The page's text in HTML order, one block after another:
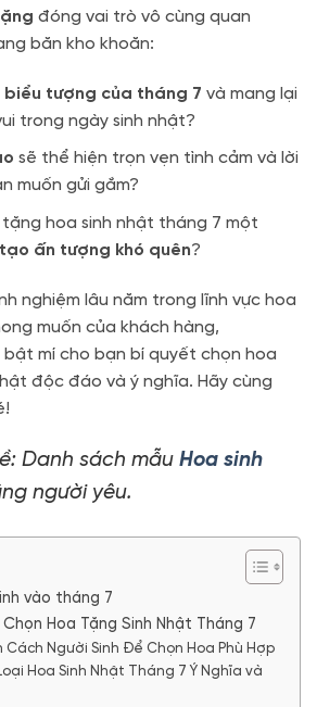
đóng vai trò vô cùng quan
băn kho khoăn:
biểu tượng của tháng 7 và mang lại
trong ngày sinh nhật?
sẽ thể hiện trọn vẹn tình cảm và lời
muốn gửi gắm?
hoa sinh nhật tháng 7 một
ấn tượng khó quên?
nghiệm lâu năm trong lĩnh vực hoa
muốn của khách hàng,
bật mí cho bạn bí quyết chọn hoa
độc đáo và ý nghĩa. Hãy cùng
Danh sách mẫu Hoa sinh
người yêu.
vào tháng 7
Hoa Tặng Sinh Nhật Tháng 7
Cách Người Sinh Để Chọn Hoa Phù Hợp
Hoa Sinh Nhật Tháng 7 Ý Nghĩa và